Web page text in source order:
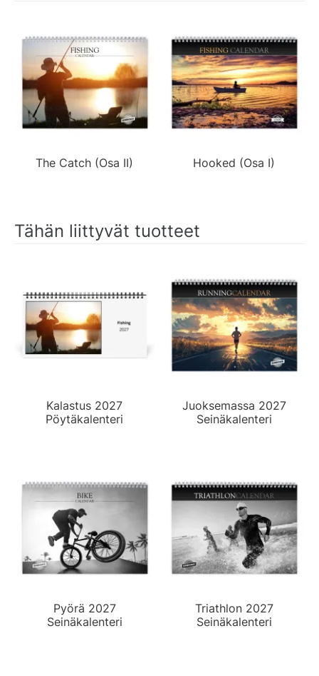
The Catch (Osa II) Hooked (Osa I)
Tähän liittyvät tuotteet
Kalastus 2027
Pöytäkalenteri
Juoksemassa 2027
Seinäkalenteri
Pyörä 2027
Seinäkalenteri
Triathlon 2027
Seinäkalenteri